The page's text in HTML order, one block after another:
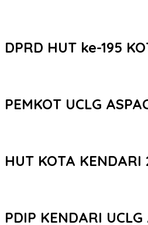
DPRD HUT ke-195
PEMKOT UCLG
HUT KOTA KENDARI
PDIP KENDARI